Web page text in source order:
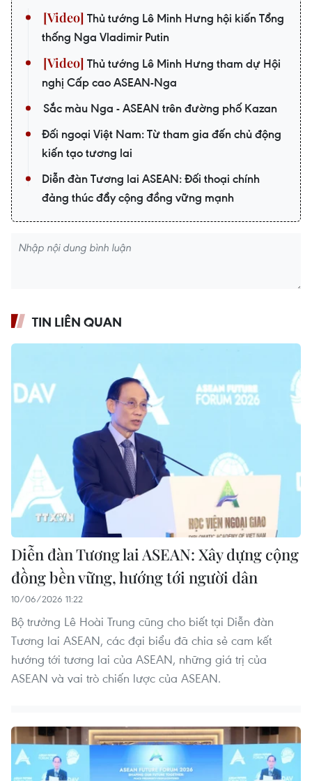
Thủ tướng Lê Minh Hưng hội kiến Tổng
thống Nga Vladimir Putin
Thủ tướng Lê Minh Hưng tham dự Hội
nghị Cấp cao ASEAN-Nga
Sắc màu Nga - ASEAN trên đường phố Kazan
Đối ngoại Việt Nam: Từ tham gia đến chủ động
kiến tạo tương lai
Diễn đàn Tương lai ASEAN: Đối thoại chính
đảng thúc đẩy cộng đồng vững mạnh
TIN LIÊN QUAN
Diễn đàn Tương lai ASEAN: Xây dựng cộng
đồng bền vững, hướng tới người dân
10/06/2026 11:22
Bộ trưởng Lê Hoài Trung cũng cho biết tại Diễn đàn
Tương lai ASEAN, các đại biểu đã chia sẻ cam kết
hướng tới tương lai của ASEAN, những giá trị của
ASEAN và vai trò chiến lược của ASEAN.